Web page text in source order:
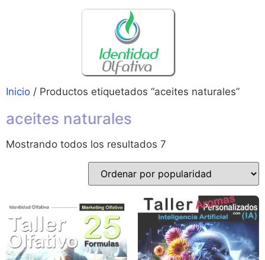
Inicio / Productos etiquetados “aceites naturales”
aceites naturales
Mostrando todos los resultados 7